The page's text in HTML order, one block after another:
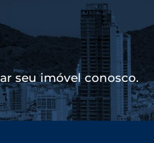
seu imóvel conosco.